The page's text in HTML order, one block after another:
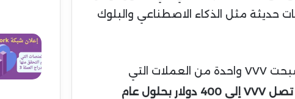
مثل الذكاء الاصطناعي والبلوك
مع تزايد الاهتمام بتكامل الذكاء الاصطناعي مع تقنيات اللامركزية، أصبحت VVV واحدة من العملات التي
هل يمكن أن تصل VVV إلى 400 دولار بحلول عام